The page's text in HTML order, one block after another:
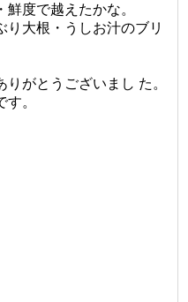
度で越えたかな。
り大根・うしお汁のブリ
がとうございまし た。
。